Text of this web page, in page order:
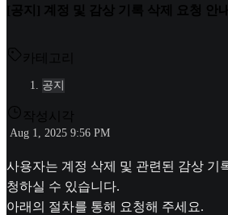
[공지] 계정 및 감상 기록 삭제 요청 안내
카테고리
공지
작성시각
Aug 1, 2025 9:56 PM
사용자는 계정 삭제 및 관련된 감상 기
청하실 수 있습니다.
아래의 절차를 통해 요청해 주세요.